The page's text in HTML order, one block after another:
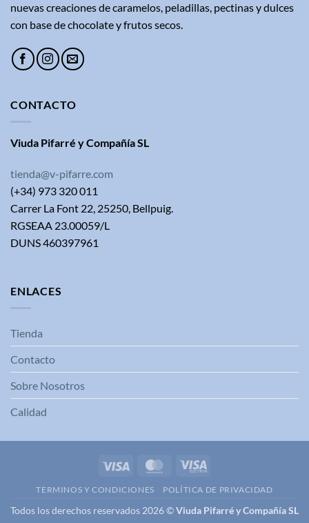
nuevas creaciones de caramelos, peladillas, pectinas y dulces
con base de chocolate y frutos secos.
CONTACTO
Viuda Pifarré y Compañía SL
tienda@v-pifarre.com
(+34) 973 320 011
Carrer La Font 22, 25250, Bellpuig.
RGSEAA 23.00059/L
DUNS 460397961
ENLACES
Tienda
Contacto
Sobre Nosotros
Calidad
Visa MasterCard
TERMINOS Y CONDICIONES POLÍTICA DE PRIVACIDAD
Todos los derechos reservados 2026 ©Viuda Pifarré y Compañía SL